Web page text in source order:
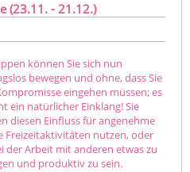
(23.11. - 21.12.)
können Sie sich nun
bewegen und ohne, dass Sie
eingehen müssen; es
ein natürlicher Einklang! Sie
diesen Einfluss für angenehme
Freizeitaktivitäten nutzen, oder
der Arbeit mit anderen etwas zu
und produktiv zu sein.